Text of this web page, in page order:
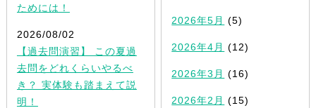
ためには！
2026/08/02
【過去問演習】 この夏過
去問をどれくらいやるべ
き？ 実体験も踏まえて説
明！
2026年5月 (5)
2026年4月 (12)
2026年3月 (16)
2026年2月 (15)